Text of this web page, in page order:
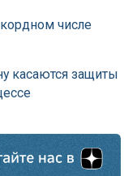
числе
касаются защиты